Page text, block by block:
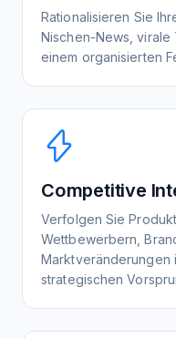
Rationalisieren Sie
Nischen-News, virale
einem organisierten
Competitive
Verfolgen Sie
Wettbewerbern,
Marktveränderungen
strategischen